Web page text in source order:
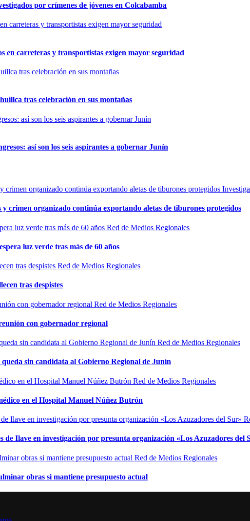
por crímenes de jóvenes en Colcabamba
en carreteras y transportistas exigen mayor seguridad
tras celebración en sus montañas
así son los seis aspirantes a gobernar Junín
crimen organizado continúa exportando aletas de tiburones protegidos
Red de Medios Regionales
luz verde tras más de 60 años
Red de Medios Regionales
tras despistes
Red de Medios Regionales
con gobernador regional
Red de Medios Regionales
sin candidata al Gobierno Regional de Junín
Red de Medios Regionales
en el Hospital Manuel Núñez Butrón
Ilave en investigación por presunta organización «Los Azuzadores del
Red de Medios Regionales
obras si mantiene presupuesto actual